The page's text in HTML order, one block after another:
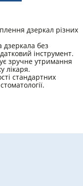
дзеркал різних
дзеркала без
інструмент.
зручне утримання
лікаря.
стандартних